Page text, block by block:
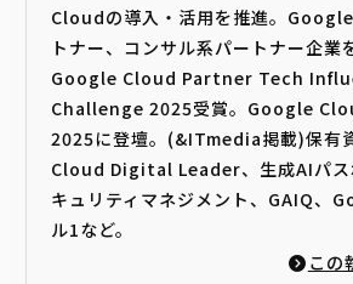
Cloudの導入・活用を推進。
トナー、コンサル系パートナー企業
Google Cloud Partner Tech
Challenge 2025受賞。Google
2025に登壇。(&ITmedia掲載)保有
Cloud Digital Leader、生成AIパス
キュリティマネジメント、GAIQ、
ル1など。
この